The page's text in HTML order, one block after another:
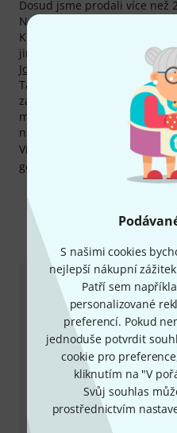
S našimi cookies
nejlepší nákupní
Patří sem
personalizované
preferencí. Pokud
jednoduše potvrdit
cookie pro
kliknutím na "V
Svůj souhlas
prostřednictvím
Dosud jsme prodali více než
Na všechny produkty
K hudebníkům, kteří
jiné známé osobnosti jako
Joe Bonamassa
a SUM41.
Také na produkty Palmer
záruku vrácení peněz, 3letou
mnoho dalších služeb, jako
na místě, financování a
Více informací o výrobci
germany.com
Více o
Recenze